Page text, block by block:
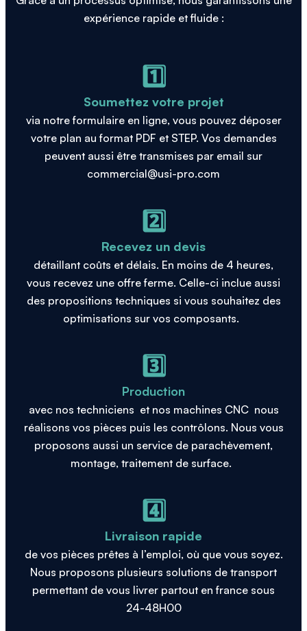
expérience rapide et fluide :
1️⃣
Soumettez votre projet
via notre formulaire en ligne, vous pouvez déposer
votre plan au format PDF et STEP. Vos demandes
peuvent aussi être transmises par email sur
commercial@usi-pro.com
2️⃣
Recevez un devis
détaillant coûts et délais. En moins de 4 heures,
vous recevez une offre ferme. Celle-ci inclue aussi
des propositions techniques si vous souhaitez des
optimisations sur vos composants.
3️⃣
Production
avec nos techniciens et nos machines CNC nous
réalisons vos pièces puis les contrôlons. Nous vous
proposons aussi un service de parachèvement,
montage, traitement de surface.
4️⃣
Livraison rapide
de vos pièces prêtes à l’emploi, où que vous soyez.
Nous proposons plusieurs solutions de transport
permettant de vous livrer partout en france sous
24-48H00